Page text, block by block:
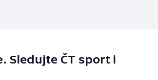
Sledujte ČT sport i